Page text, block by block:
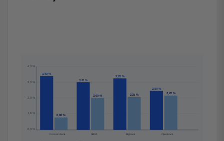
4,0 %
3,0 %
2,0 %
1,0 %
0,0 %
3,40 %
0,80 %
3,00 %
2,00 %
3,25 %
2,25 %
2,50 %
2,20 %
Consorsbank BBVA Bigbank Openbank